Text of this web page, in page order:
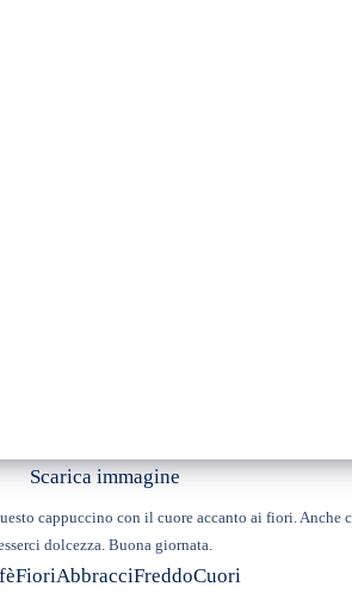
Scarica immagine
cappuccino con il cuore accanto ai fiori. Anche
dolcezza. Buona giornata.
FioriAbbracciFreddoCuori